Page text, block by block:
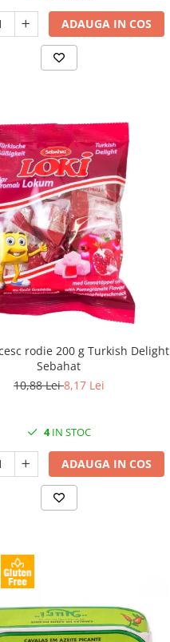
ADAUGA IN COS
rodie 200 g Turkish Delight
Sebahat
10,88 Lei8,17 Lei
4IN STOC
ADAUGA IN COS